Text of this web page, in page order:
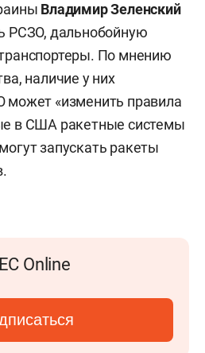
Владимир Зеленский
РСЗО, дальнобойную
По мнению
наличие у них
может «изменить правила
в США ракетные системы
запускать ракеты
Online